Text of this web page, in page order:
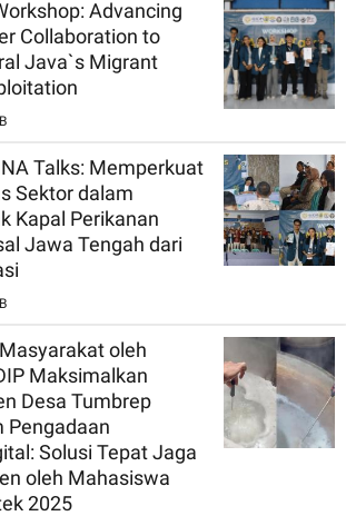
Advancing
Collaboration to
Java`s Migrant
Talks: Memperkuat
Sektor dalam
Kapal Perikanan
Jawa Tengah dari
oleh
Maksimalkan
Desa Tumbrep
Pengadaan
Solusi Tepat Jaga
oleh Mahasiswa
2025